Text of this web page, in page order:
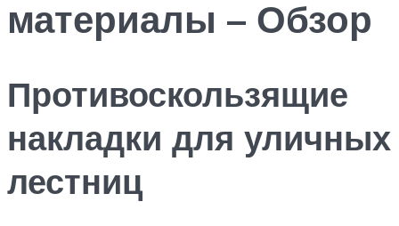
материалы – Обзор
Противоскользящие
накладки для уличных
лестниц